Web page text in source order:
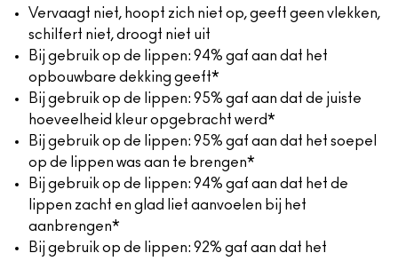
Vervaagt niet, hoopt zich niet op, geeft geen vlekken,
schilfert niet, droogt niet uit
Bij gebruik op de lippen: 94% gaf aan dat het
opbouwbare dekking geeft*
Bij gebruik op de lippen: 95% gaf aan dat de juiste
hoeveelheid kleur opgebracht werd*
Bij gebruik op de lippen: 95% gaf aan dat het soepel
op de lippen was aan te brengen*
Bij gebruik op de lippen: 94% gaf aan dat het de
lippen zacht en glad liet aanvoelen bij het
aanbrengen*
Bij gebruik op de lippen: 92% gaf aan dat het